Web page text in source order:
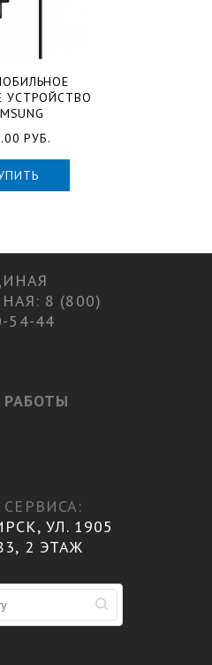
УСТРОЙСТВО
РУБ.
8 (800)
54-44
РАБОТЫ
УЛ. 1905
2 ЭТАЖ